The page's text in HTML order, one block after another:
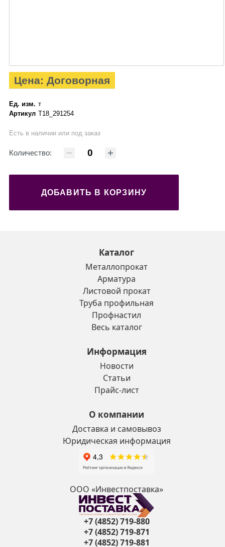
Цена: Договорная
Ед. изм. т
Артикул Т18_291254
Есть в наличии или под заказ
Количество:
ДОБАВИТЬ В КОРЗИНУ
Каталог
Металлопрокат
Арматура
Листовой прокат
Труба профильная
Профнастил
Весь каталог
Информация
Новости
Статьи
Прайс-лист
О компании
Доставка и самовывоз
Юридическая информация
ООО «Инвестпоставка»
+7 (4852) 719-880
+7 (4852) 719-871
+7 (4852) 719-881